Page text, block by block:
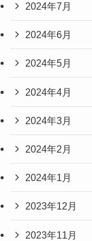
2024年7月
2024年6月
2024年5月
2024年4月
2024年3月
2024年2月
2024年1月
2023年12月
2023年11月